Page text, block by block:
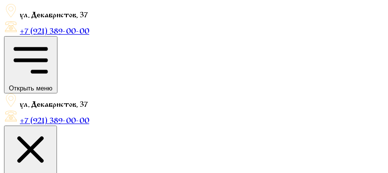
ул. Декабристов, 37
+7 (921) 389-00-00
Открыть меню
ул. Декабристов, 37
+7 (921) 389-00-00